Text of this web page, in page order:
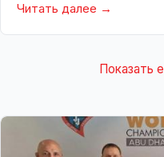
Читать далее
Показать